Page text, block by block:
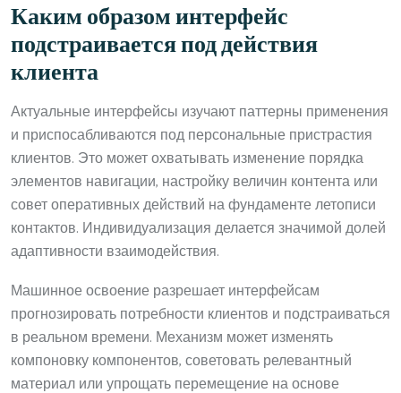
Каким образом интерфейс
подстраивается под действия
клиента
Актуальные интерфейсы изучают паттерны применения
и приспосабливаются под персональные пристрастия
клиентов. Это может охватывать изменение порядка
элементов навигации, настройку величин контента или
совет оперативных действий на фундаменте летописи
контактов. Индивидуализация делается значимой долей
адаптивности взаимодействия.
Машинное освоение разрешает интерфейсам
прогнозировать потребности клиентов и подстраиваться
в реальном времени. Механизм может изменять
компоновку компонентов, советовать релевантный
материал или упрощать перемещение на основе